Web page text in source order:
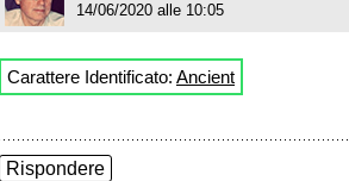
14/06/2020 alle 10:05
Carattere Identificato: Ancient
Rispondere